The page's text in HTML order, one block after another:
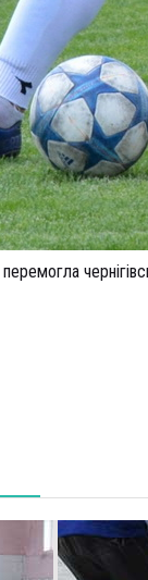
перемогла